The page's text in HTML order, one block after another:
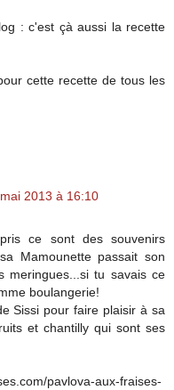
: c'est çà aussi la recette
cette recette de tous les
2013 à 16:10
ce sont des souvenirs
Mamounette passait son
meringues...si tu savais ce
boulangerie!
Sissi pour faire plaisir à sa
et chantilly qui sont ses
pavlova-aux-fraises-